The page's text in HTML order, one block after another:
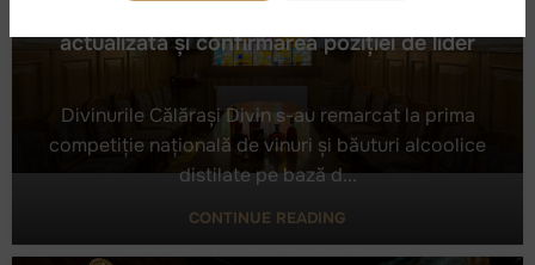
Călărași Divin: Medalii de aur, calitate actualizată și
confirmarea poziției de lider
actualizată și confirmarea poziției de lider
Divinurile Călărași Divin s-au remarcat la prima
competiție națională de vinuri și băuturi alcoolice
distilate pe bază d...
CONTINUE READING